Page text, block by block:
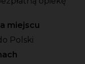
miejscu
Polski